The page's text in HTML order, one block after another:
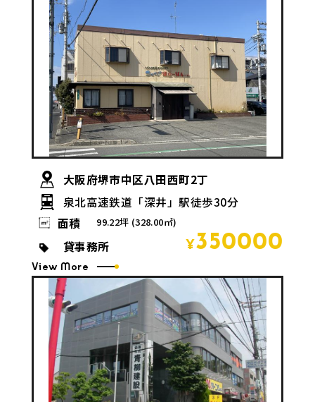
大阪府堺市中区八田西町2丁
泉北高速鉄道「深井」駅徒歩30分
面積
99.22坪 (328.00㎡)
貸事務所 ¥ 350000
View More